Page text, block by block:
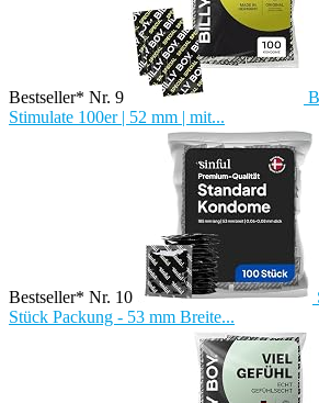
Bestseller* Nr. 9
Stimulate 100er | 52 mm | mit...
Bestseller* Nr. 10
Stück Packung - 53 mm Breite...